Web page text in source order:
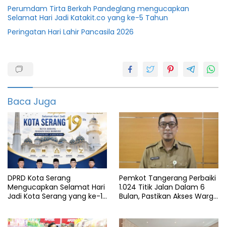
Perumdam Tirta Berkah Pandeglang mengucapkan
Selamat Hari Jadi Katakit.co yang ke-5 Tahun
Peringatan Hari Lahir Pancasila 2026
Baca Juga
DPRD Kota Serang
Mengucapkan Selamat Hari
Jadi Kota Serang yang ke-19
Pemkot Tangerang Perbaiki
1.024 Titik Jalan Dalam 6
Bulan, Pastikan Akses Warga